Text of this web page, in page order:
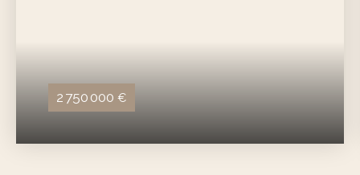
2 750 000 €